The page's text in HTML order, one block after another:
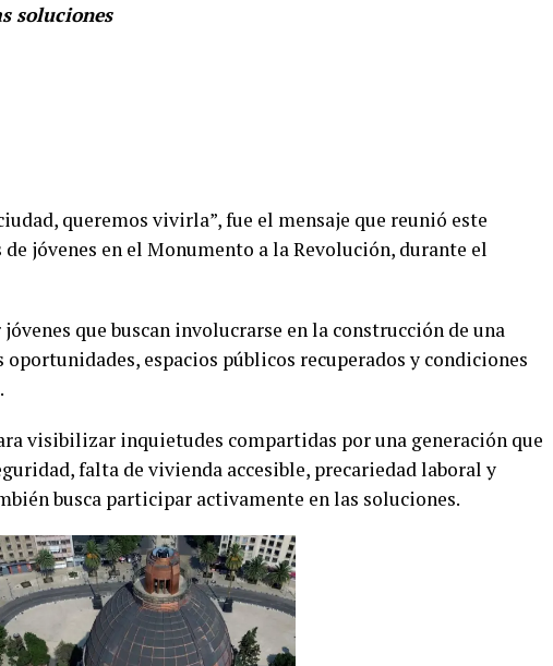
soluciones
queremos vivirla”, fue el mensaje que reunió este
jóvenes en el Monumento a la Revolución, durante el
que buscan involucrarse en la construcción de una
espacios públicos recuperados y condiciones
visibilizar inquietudes compartidas por una generación que
falta de vivienda accesible, precariedad laboral y
busca participar activamente en las soluciones.